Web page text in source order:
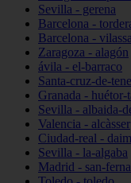
Sevilla - gerena
Barcelona -
Barcelona -
Zaragoza - alagón
ávila - el-barraco
Santa-cruz-de-
Granada - huétor-
Sevilla - albaida-
Valencia - alcàsser
Ciudad-real -
Sevilla - la-algaba
Madrid - san-